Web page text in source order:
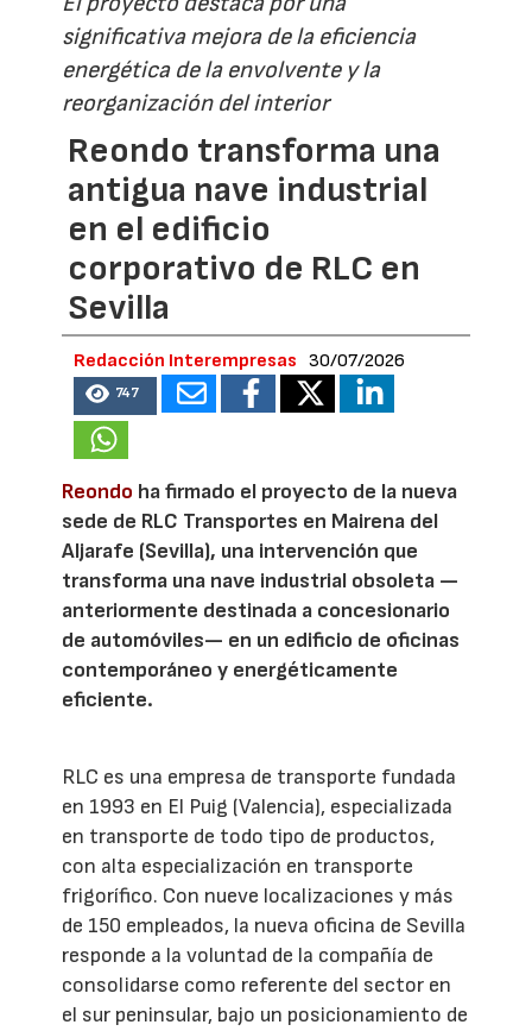
significativa mejora de la eficiencia
energética de la envolvente y la
reorganización del interior
Reondo transforma una
antigua nave industrial
en el edificio
corporativo de RLC en
Sevilla
Redacción Interempresas 30/07/2026
747
Reondo ha firmado el proyecto de la nueva
sede de RLC Transportes en Mairena del
Aljarafe (Sevilla), una intervención que
transforma una nave industrial obsoleta —
anteriormente destinada a concesionario
de automóviles— en un edificio de oficinas
contemporáneo y energéticamente
eficiente.
RLC es una empresa de transporte fundada
en 1993 en El Puig (Valencia), especializada
en transporte de todo tipo de productos,
con alta especialización en transporte
frigorífico. Con nueve localizaciones y más
de 150 empleados, la nueva oficina de Sevilla
responde a la voluntad de la compañía de
consolidarse como referente del sector en
el sur peninsular, bajo un posicionamiento de